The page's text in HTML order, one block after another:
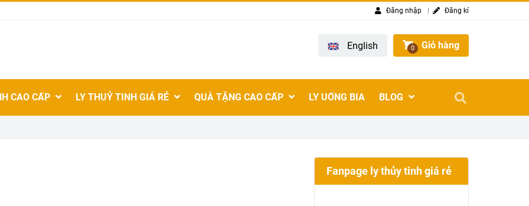
Fanpage ly thủy tinh giá rẻ
Đăng nhập Đăng kí
English 0 Giỏ hàng
CAO CẤP LY THUỶ TINH GIÁ RẺ QUÀ TẶNG CAO CẤP LY UỐNG BIA BLOG